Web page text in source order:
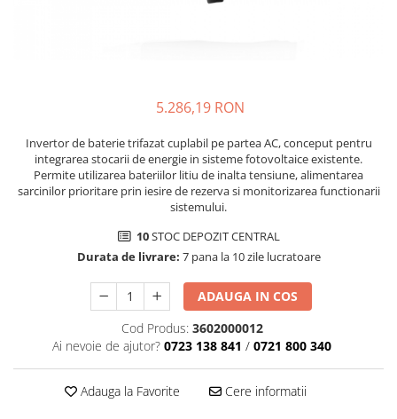
5.286,19 RON
Invertor de baterie trifazat cuplabil pe partea AC, conceput pentru
integrarea stocarii de energie in sisteme fotovoltaice existente.
Permite utilizarea bateriilor litiu de inalta tensiune, alimentarea
sarcinilor prioritare prin iesire de rezerva si monitorizarea functionarii
sistemului.
10STOC DEPOZIT CENTRAL
Durata de livrare: 7 pana la 10 zile lucratoare
ADAUGA IN COS
Cod Produs: 3602000012
Ai nevoie de ajutor? 0723 138 841 / 0721 800 340
Adauga la Favorite Cere informatii